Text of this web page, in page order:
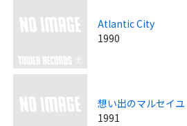
Atlantic City
1990
想い出のマルセイユ
1991